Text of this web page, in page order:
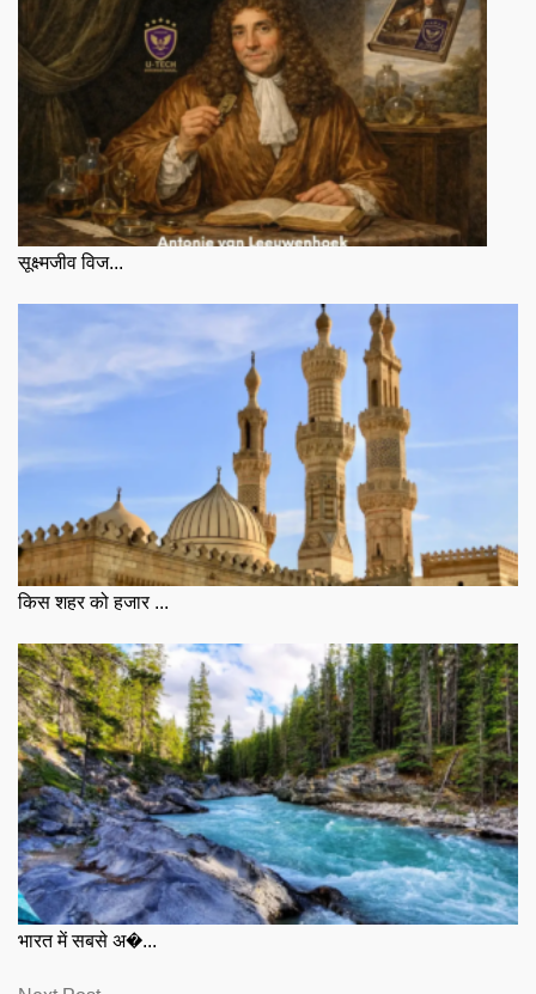
सूक्ष्मजीव विज...
किस शहर को हजार ...
भारत में सबसे अ�...